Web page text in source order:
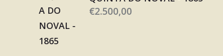
€2.500,00